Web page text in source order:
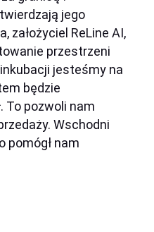
jego
założyciel ReLine AI,
przestrzeni
jesteśmy na
będzie
To pozwoli nam
Wschodni
pomógł nam